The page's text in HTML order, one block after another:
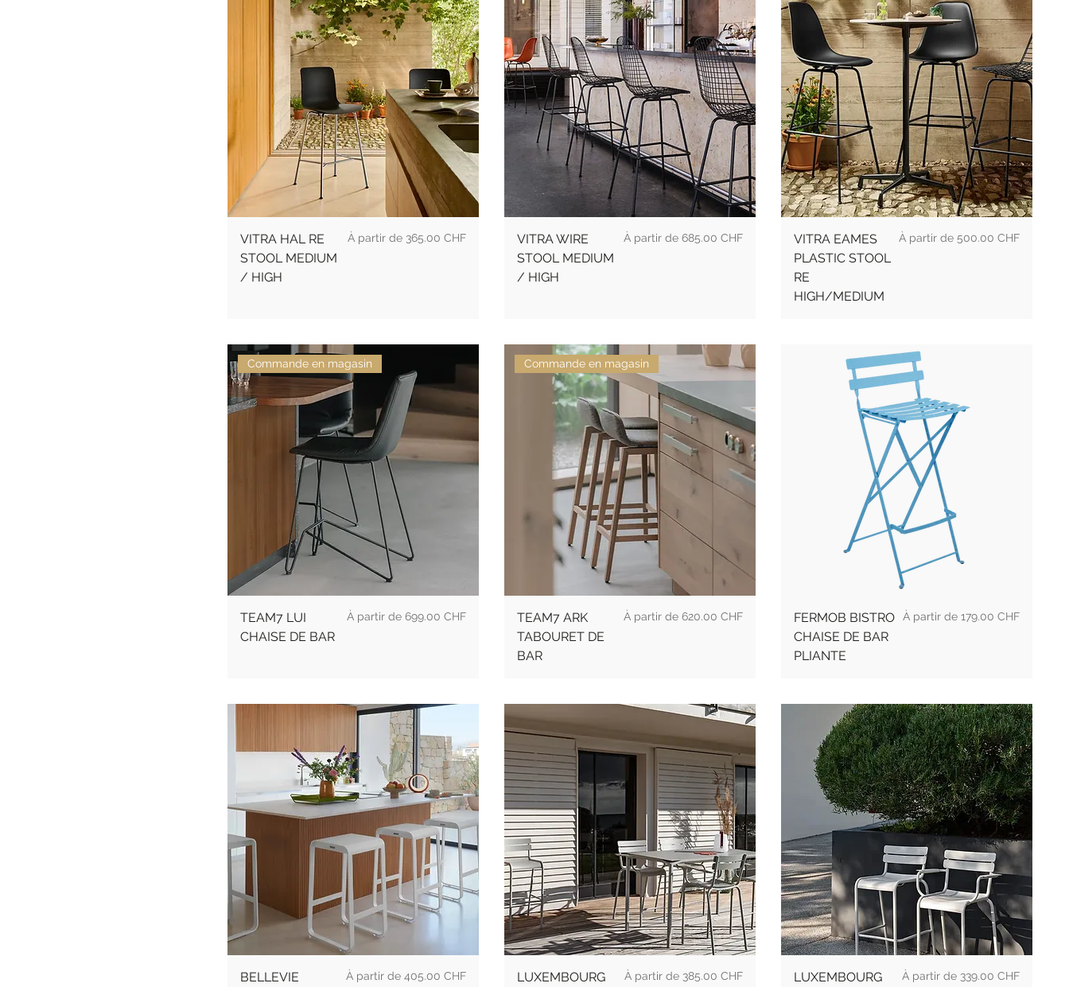
VITRA HAL RE
STOOL MEDIUM
/ HIGH
À partir de 365.00 CHF
Prix promotionnel
VITRA WIRE
STOOL MEDIUM
/ HIGH
Prix 685.00 CHF
VITRA EAMES
PLASTIC STOOL
RE
HIGH/MEDIUM
Prix 500.00 CHF
Commande en magasin
TEAM7 LUI
CHAISE DE BAR
Prix 699.00 CHF
Commande en magasin
TEAM7 ARK
TABOURET DE
BAR
À partir de 620.00 CHF
Prix promotionnel
FERMOB BISTRO
CHAISE DE BAR
PLIANTE
Prix 179.00 CHF
BELLEVIE
Prix 405.00 CHF
LUXEMBOURG
Prix 385.00 CHF
LUXEMBOURG
Prix 339.00 CHF